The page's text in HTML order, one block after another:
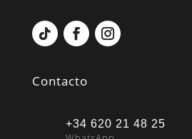
Contacto
+34 620 21 48 25